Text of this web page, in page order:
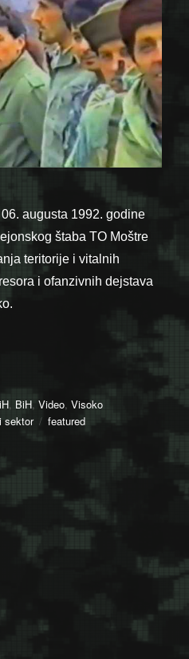
augusta 1992. godine
štaba TO Moštre
teritorije i vitalnih
i ofanzivnih dejstava
, BiH,Video,Visoko
sektor Tags
featured